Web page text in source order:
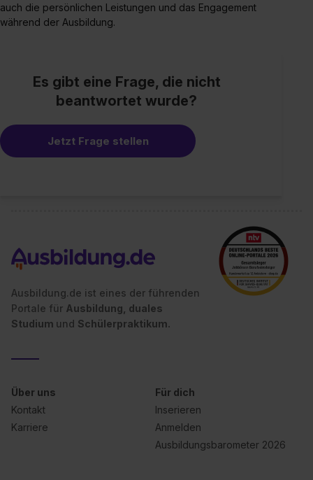
auch die persönlichen Leistungen und das Engagement
während der Ausbildung.
Es gibt eine Frage, die nicht
beantwortet wurde?
Jetzt Frage stellen
Ausbildung.de ist eines der führenden
Portale für Ausbildung, duales
Studium und Schülerpraktikum.
Über uns
Kontakt
Karriere
Für dich
Inserieren
Anmelden
Ausbildungsbarometer 2026